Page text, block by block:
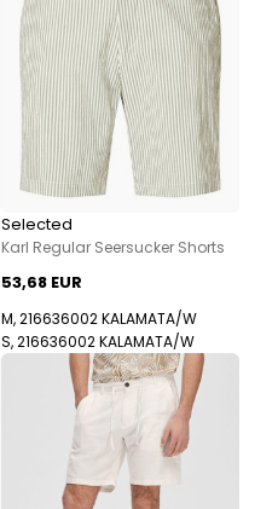
Selected
Karl Regular Seersucker Shorts
53,68 EUR
M, 216636002 KALAMATA/W
S, 216636002 KALAMATA/W